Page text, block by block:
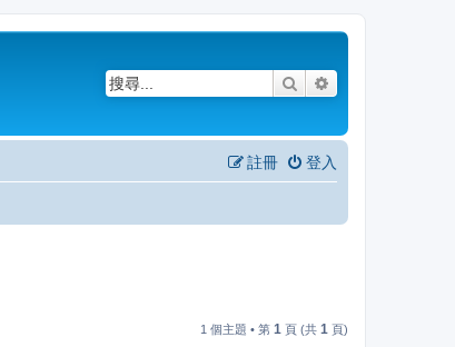
搜尋
登入
註冊
1 個主題 • 第 1 頁 (共 1 頁)